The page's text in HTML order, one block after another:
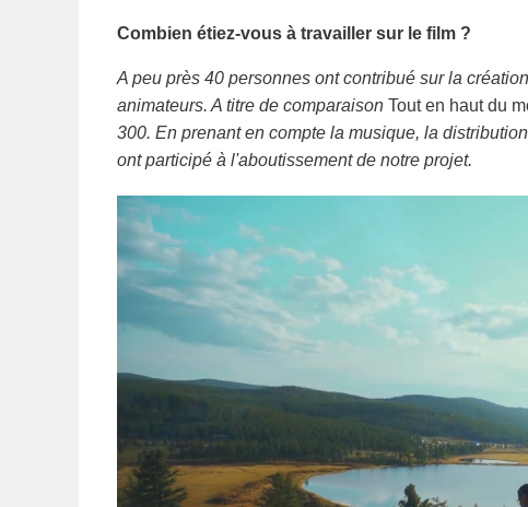
Combien étiez-vous à travailler sur le film ?
A peu près 40 personnes ont contribué sur la
animateurs. A titre de comparaison Tout en haut du
300. En prenant en compte la musique, la
ont participé à l'aboutissement de notre projet.